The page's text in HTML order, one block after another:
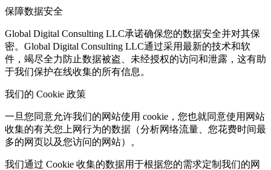
保障数据安全
Global Digital Consulting LLC承诺确保您的数据安全并对其保
密。Global Digital Consulting LLC通过采用最新的技术和软
件，竭尽全力防止数据被盗、未经授权的访问和泄露，这有助
于我们保护在线收集的所有信息。
我们的 Cookie 政策
一旦您同意允许我们的网站使用 cookie，您也就同意使用网站
收集的有关您上网行为的数据（分析网络流量、您花费时间最
多的网页以及您访问的网站）。
我们通过 Cookie 收集的数据用于根据您的需求定制我们的网